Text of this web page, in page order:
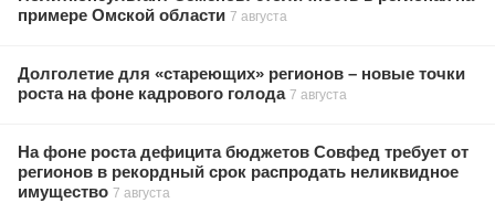
примере Омской области 7 августа
Долголетие для «стареющих» регионов – новые точки
роста на фоне кадрового голода 7 августа
На фоне роста дефицита бюджетов Совфед требует от
регионов в рекордный срок распродать неликвидное
имущество 7 августа